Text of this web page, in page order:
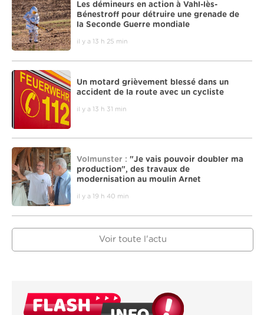
Les démineurs en action à Vahl-lès-
Bénestroff pour détruire une grenade de
la Seconde Guerre mondiale
il y a 13 h 25 min
Un motard grièvement blessé dans un
accident de la route avec un cycliste
il y a 13 h 31 min
Volmunster : "Je vais pouvoir doubler ma
production", des travaux de
modernisation au moulin Arnet
il y a 19 h 40 min
Voir toute l'actu